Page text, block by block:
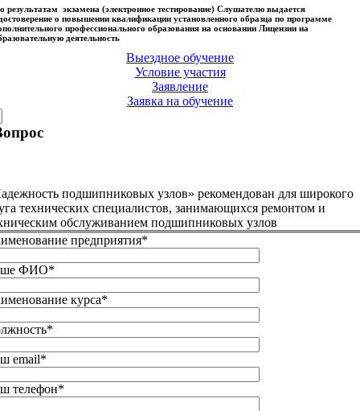
результатам экзамена (электронное тестирование) Слушателю выдается
о повышении квалификации установленного образца по программе
профессионального образования на основании Лицензии на
деятельность
Выездное обучение
Условие участия
Заявление
Заявка на обучение
подшипниковых узлов» рекомендован для широкого
технических специалистов, занимающихся ремонтом и
обслуживанием подшипниковых узлов
предприятия*
ФИО*
курса*
email*
телефон*